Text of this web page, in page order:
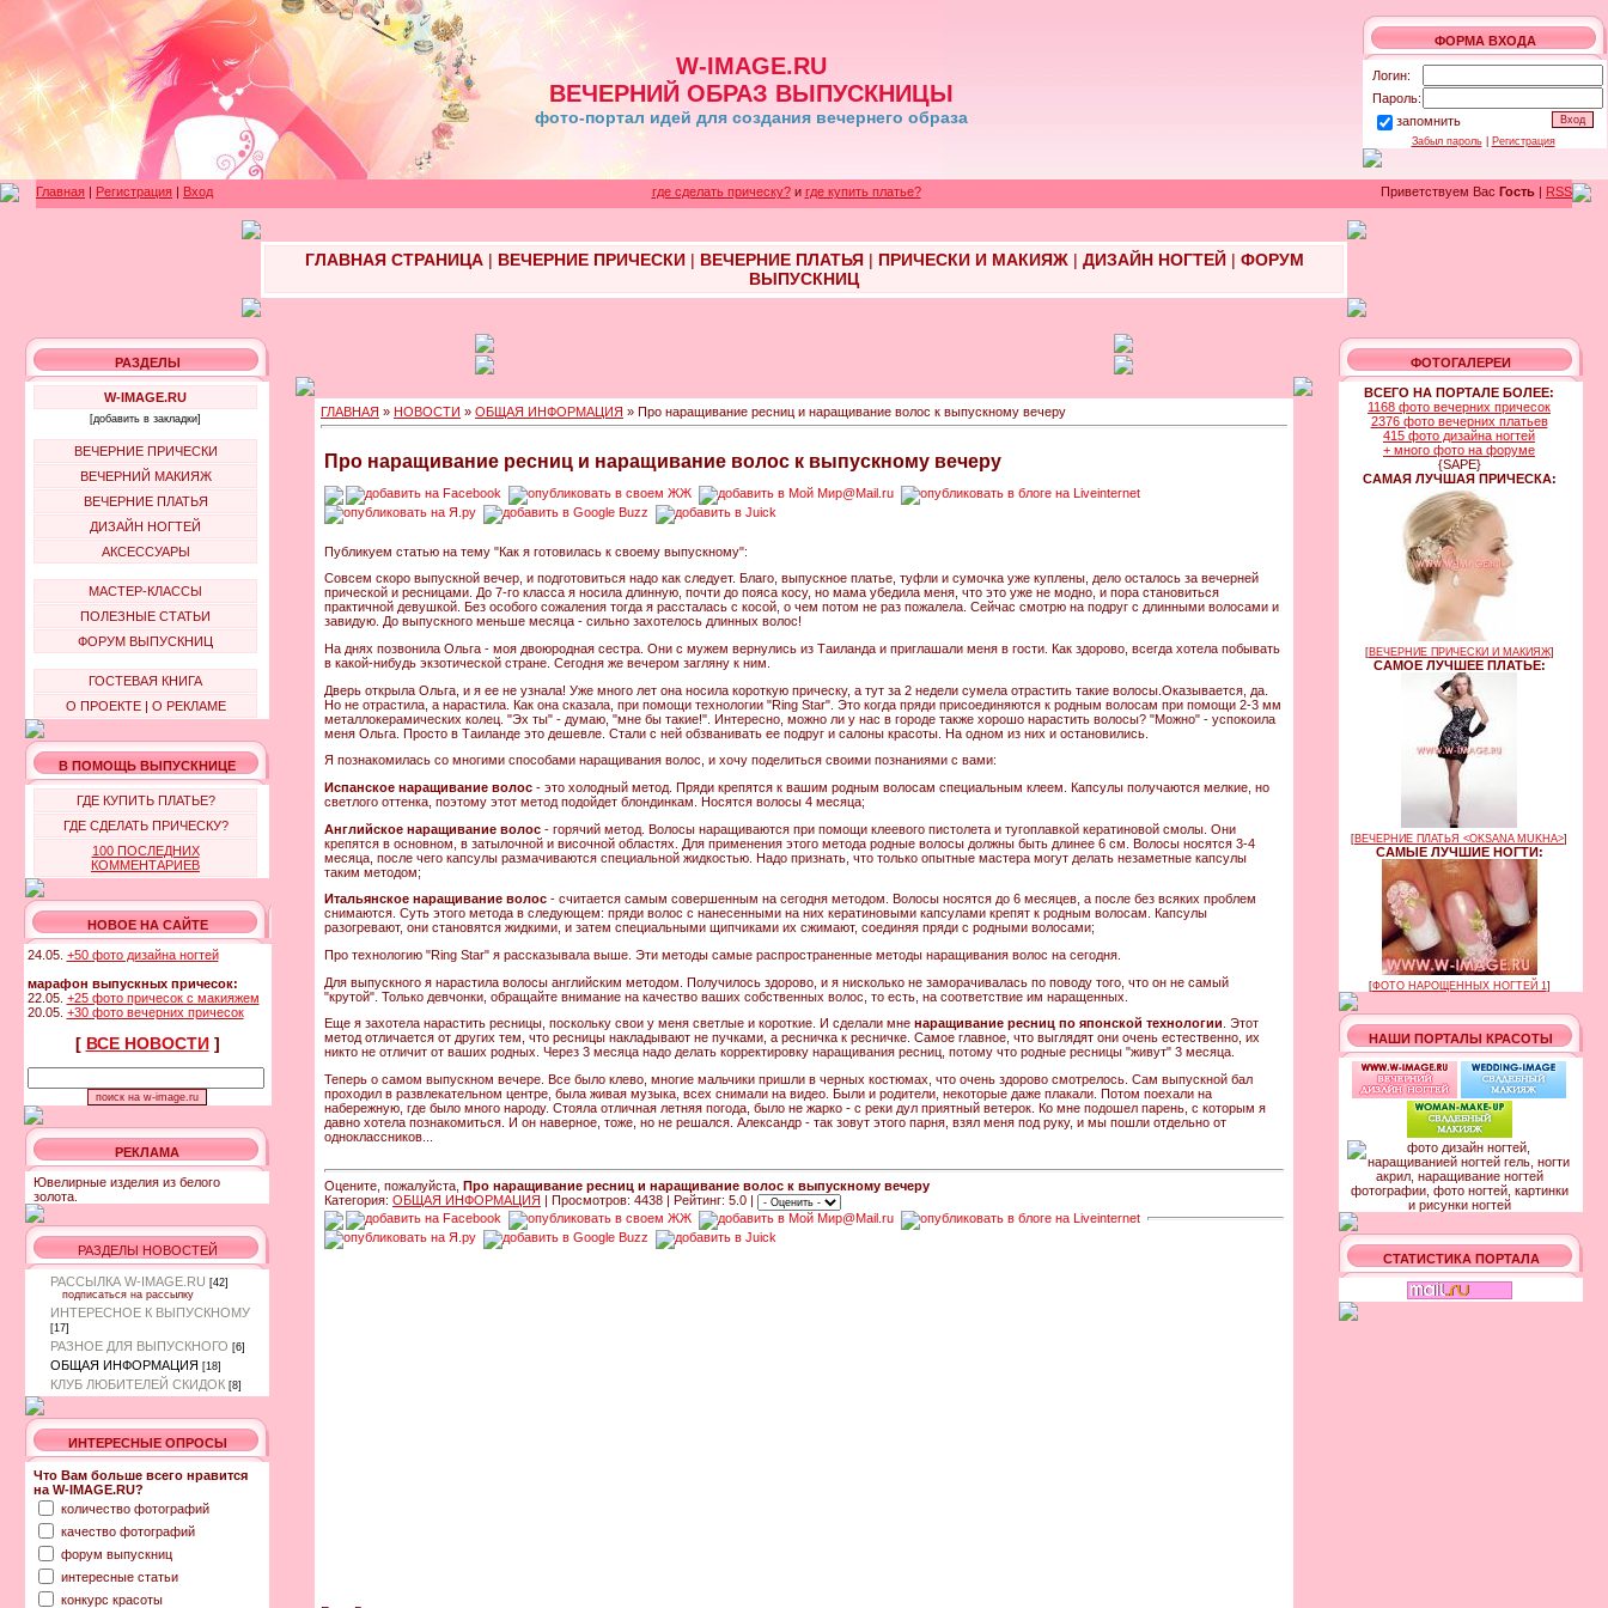
W-IMAGE.RU
ВЕЧЕРНИЙ ОБРАЗ ВЫПУСКНИЦЫ
фото-портал идей для создания вечернего образа
ФОРМА ВХОДА
Логин:
Пароль:
запомнить
Забыл пароль| Регистрация
Главная | Регистрация | Вход где сделать прическу?и где купить платье? Приветствуем Вас Гость | RSS
ГЛАВНАЯ СТРАНИЦА| ВЕЧЕРНИЕ ПРИЧЕСКИ| ВЕЧЕРНИЕ ПЛАТЬЯ| ПРИЧЕСКИ И МАКИЯЖ| ДИЗАЙН НОГТЕЙ| ФОРУМ
ВЫПУСКНИЦ
РАЗДЕЛЫ
W-IMAGE.RU
[добавить в закладки]
ВЕЧЕРНИЕ ПРИЧЕСКИ
ВЕЧЕРНИЙ МАКИЯЖ
ВЕЧЕРНИЕ ПЛАТЬЯ
ДИЗАЙН НОГТЕЙ
АКСЕССУАРЫ
МАСТЕР-КЛАССЫ
ПОЛЕЗНЫЕ СТАТЬИ
ФОРУМ ВЫПУСКНИЦ
ГОСТЕВАЯ КНИГА
О ПРОЕКТЕ| О РЕКЛАМЕ
В ПОМОЩЬ ВЫПУСКНИЦЕ
ГДЕ КУПИТЬ ПЛАТЬЕ?
ГДЕ СДЕЛАТЬ ПРИЧЕСКУ?
100 ПОСЛЕДНИХ
КОММЕНТАРИЕВ
НОВОЕ НА САЙТЕ
24.05. +50 фото дизайна ногтей
марафон выпускных причесок:
22.05. +25 фото причесок с макияжем
20.05. +30 фото вечерних причесок
[ ВСЕ НОВОСТИ]
РЕКЛАМА
Ювелирные изделия из белого
золота.
РАЗДЕЛЫ НОВОСТЕЙ
РАССЫЛКА W-IMAGE.RU [42]
подписаться на рассылку
ИНТЕРЕСНОЕ К ВЫПУСКНОМУ
[17]
РАЗНОЕ ДЛЯ ВЫПУСКНОГО [6]
ОБЩАЯ ИНФОРМАЦИЯ [18]
КЛУБ ЛЮБИТЕЛЕЙ СКИДОК [8]
ИНТЕРЕСНЫЕ ОПРОСЫ
Что Вам больше всего нравится
на W-IMAGE.RU?
количество фотографий
качество фотографий
форум выпускниц
интересные статьи
конкурс красоты
ГЛАВНАЯ » НОВОСТИ » ОБЩАЯ ИНФОРМАЦИЯ » Про наращивание ресниц и наращивание волос к выпускному вечеру
Про наращивание ресниц и наращивание волос к выпускному вечеру
Публикуем статью на тему "Как я готовилась к своему выпускному":
Совсем скоро выпускной вечер, и подготовиться надо как следует. Благо, выпускное платье, туфли и сумочка уже куплены, дело осталось за вечерней
прической и ресницами. До 7-го класса я носила длинную, почти до пояса косу, но мама убедила меня, что это уже не модно, и пора становиться
практичной девушкой. Без особого сожаления тогда я рассталась с косой, о чем потом не раз пожалела. Сейчас смотрю на подруг с длинными волосами и
завидую. До выпускного меньше месяца - сильно захотелось длинных волос!
На днях позвонила Ольга - моя двоюродная сестра. Они с мужем вернулись из Таиланда и приглашали меня в гости. Как здорово, всегда хотела побывать
в какой-нибудь экзотической стране. Сегодня же вечером загляну к ним.
Дверь открыла Ольга, и я ее не узнала! Уже много лет она носила короткую прическу, а тут за 2 недели сумела отрастить такие волосы.Оказывается, да.
Но не отрастила, а нарастила. Как она сказала, при помощи технологии "Ring Star". Это когда пряди присоединяются к родным волосам при помощи 2-3 мм
металлокерамических колец. "Эх ты" - думаю, "мне бы такие!". Интересно, можно ли у нас в городе также хорошо нарастить волосы? "Можно" - успокоила
меня Ольга. Просто в Таиланде это дешевле. Стали с ней обзванивать ее подруг и салоны красоты. На одном из них и остановились.
Я познакомилась со многими способами наращивания волос, и хочу поделиться своими познаниями с вами:
Испанское наращивание волос - это холодный метод. Пряди крепятся к вашим родным волосам специальным клеем. Капсулы получаются мелкие, но
светлого оттенка, поэтому этот метод подойдет блондинкам. Носятся волосы 4 месяца;
Английское наращивание волос - горячий метод. Волосы наращиваются при помощи клеевого пистолета и тугоплавкой кератиновой смолы. Они
крепятся в основном, в затылочной и височной областях. Для применения этого метода родные волосы должны быть длинее 6 см. Волосы носятся 3-4
месяца, после чего капсулы размачиваются специальной жидкостью. Надо признать, что только опытные мастера могут делать незаметные капсулы
таким методом;
Итальянское наращивание волос - считается самым совершенным на сегодня методом. Волосы носятся до 6 месяцев, а после без всяких проблем
снимаются. Суть этого метода в следующем: пряди волос с нанесенными на них кератиновыми капсулами крепят к родным волосам. Капсулы
разогревают, они становятся жидкими, и затем специальными щипчиками их сжимают, соединяя пряди с родными волосами;
Про технологию "Ring Star" я рассказывала выше. Эти методы самые распространенные методы наращивания волос на сегодня.
Для выпускного я нарастила волосы английским методом. Получилось здорово, и я нисколько не заморачивалась по поводу того, что он не самый
"крутой". Только девчонки, обращайте внимание на качество ваших собственных волос, то есть, на соответствие им наращенных.
Еще я захотела нарастить ресницы, поскольку свои у меня светлые и короткие. И сделали мне наращивание ресниц по японской технологии . Этот
метод отличается от других тем, что ресницы накладывают не пучками, а ресничка к ресничке. Самое главное, что выглядят они очень естественно, их
никто не отличит от ваших родных. Через 3 месяца надо делать корректировку наращивания ресниц, потому что родные ресницы "живут" 3 месяца.
Теперь о самом выпускном вечере. Все было клево, многие мальчики пришли в черных костюмах, что очень здорово смотрелось. Сам выпускной бал
проходил в развлекательном центре, была живая музыка, всех снимали на видео. Были и родители, некоторые даже плакали. Потом поехали на
набережную, где было много народу. Стояла отличная летняя погода, было не жарко - с реки дул приятный ветерок. Ко мне подошел парень, с которым я
давно хотела познакомиться. И он наверное, тоже, но не решался. Александр - так зовут этого парня, взял меня под руку, и мы пошли отдельно от
одноклассников...
Оцените, пожалуйста,
Про наращивание ресниц и наращивание волос к выпускному вечеру
Категория: ОБЩАЯ ИНФОРМАЦИЯ | Просмотров: 4438 | Рейтинг: 5.0 |
ФОТОГАЛЕРЕИ
ВСЕГО НА ПОРТАЛЕ БОЛЕЕ:
1168 фото вечерних причесок
2376 фото вечерних платьев
415 фото дизайна ногтей
+ много фото на форуме
{SAPE}
САМАЯ ЛУЧШАЯ ПРИЧЕСКА:
[ВЕЧЕРНИЕ ПРИЧЕСКИ И МАКИЯЖ]
САМОЕ ЛУЧШЕЕ ПЛАТЬЕ:
[ВЕЧЕРНИЕ ПЛАТЬЯ <OKSANA MUKHA>]
САМЫЕ ЛУЧШИЕ НОГТИ:
[ФОТО НАРОЩЕННЫХ НОГТЕЙ 1]
НАШИ ПОРТАЛЫ КРАСОТЫ
СТАТИСТИКА ПОРТАЛА